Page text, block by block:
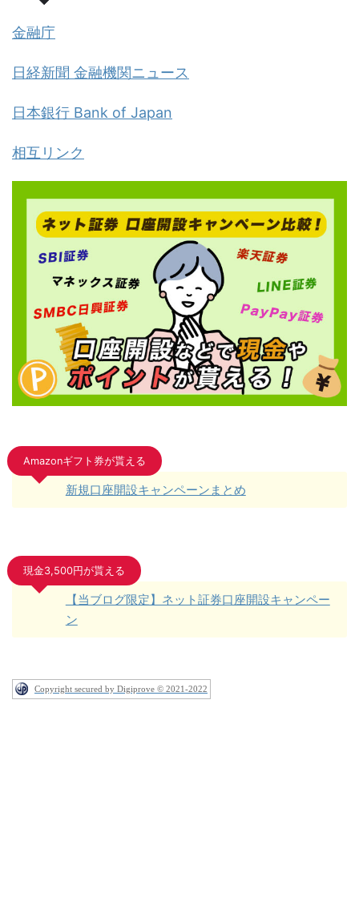
金融庁
日経新聞 金融機関ニュース
日本銀行 Bank of Japan
相互リンク
Amazonギフト券が貰える
新規口座開設キャンペーンまとめ
現金3,500円が貰える
【当ブログ限定】ネット証券口座開設キャンペー
ン
Copyright secured by Digiprove © 2021-2022